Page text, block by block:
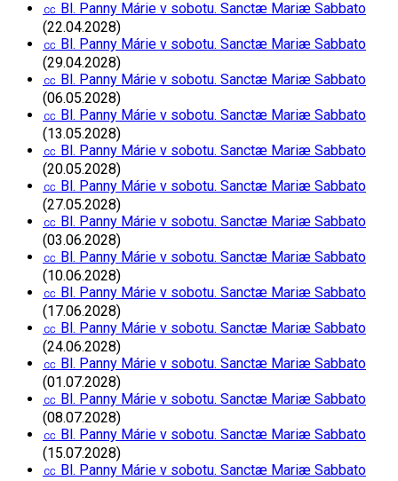
㏄ Bl. Panny Márie v sobotu. Sanctæ Mariæ Sabbato
(22.04.2028)
㏄ Bl. Panny Márie v sobotu. Sanctæ Mariæ Sabbato
(29.04.2028)
㏄ Bl. Panny Márie v sobotu. Sanctæ Mariæ Sabbato
(06.05.2028)
㏄ Bl. Panny Márie v sobotu. Sanctæ Mariæ Sabbato
(13.05.2028)
㏄ Bl. Panny Márie v sobotu. Sanctæ Mariæ Sabbato
(20.05.2028)
㏄ Bl. Panny Márie v sobotu. Sanctæ Mariæ Sabbato
(27.05.2028)
㏄ Bl. Panny Márie v sobotu. Sanctæ Mariæ Sabbato
(03.06.2028)
㏄ Bl. Panny Márie v sobotu. Sanctæ Mariæ Sabbato
(10.06.2028)
㏄ Bl. Panny Márie v sobotu. Sanctæ Mariæ Sabbato
(17.06.2028)
㏄ Bl. Panny Márie v sobotu. Sanctæ Mariæ Sabbato
(24.06.2028)
㏄ Bl. Panny Márie v sobotu. Sanctæ Mariæ Sabbato
(01.07.2028)
㏄ Bl. Panny Márie v sobotu. Sanctæ Mariæ Sabbato
(08.07.2028)
㏄ Bl. Panny Márie v sobotu. Sanctæ Mariæ Sabbato
(15.07.2028)
㏄ Bl. Panny Márie v sobotu. Sanctæ Mariæ Sabbato